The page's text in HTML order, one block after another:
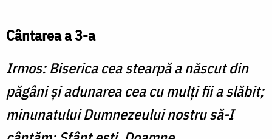
Cântarea a 3-a
Irmos: Biserica cea stearpă a născut din
păgâni şi adunarea cea cu mulţi fii a slăbit;
minunatului Dumnezeului nostru să-I